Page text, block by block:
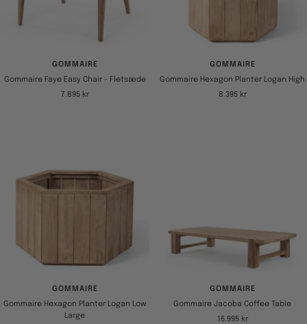
GOMMAIRE
Gommaire Faye Easy Chair - Fletsæde
Tilbudspris
7.895 kr
GOMMAIRE
Gommaire Hexagon Planter Logan High
Tilbudspris
8.395 kr
GOMMAIRE
Gommaire Hexagon Planter Logan Low
Large
GOMMAIRE
Gommaire Jacoba Coffee Table
Tilbudspris
16.995 kr